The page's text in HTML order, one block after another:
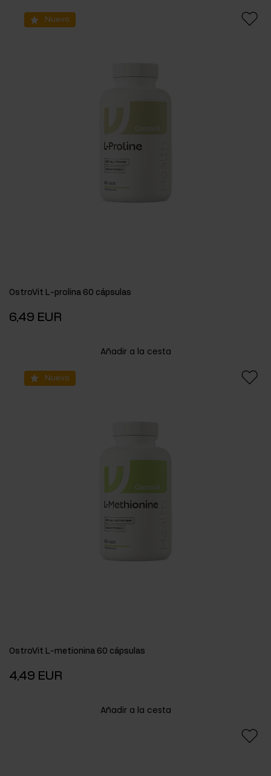
Nuevo
OstroVit L-prolina 60 cápsulas
6,49 EUR
Añadir a la cesta
Nuevo
OstroVit L-metionina 60 cápsulas
4,49 EUR
Añadir a la cesta